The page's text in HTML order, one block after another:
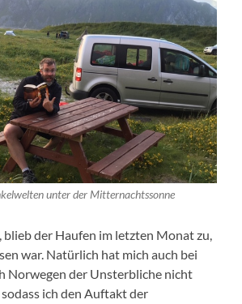
unter der Mitternachtssonne
blieb der Haufen im letzten Monat zu,
war. Natürlich hat mich auch bei
Norwegen der Unsterbliche nicht
sodass ich den Auftakt der